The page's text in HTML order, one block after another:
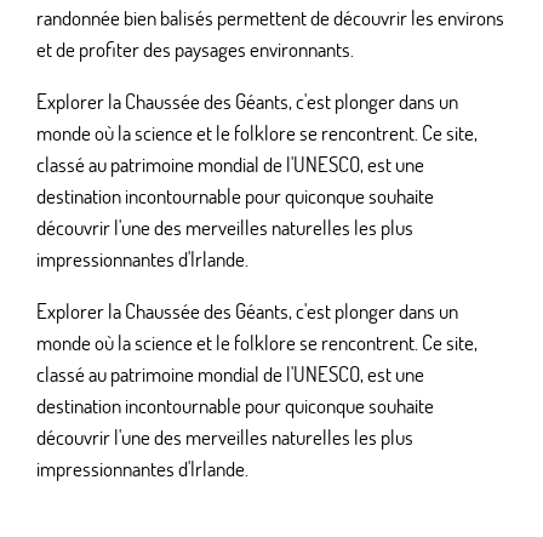
randonnée bien balisés permettent de découvrir les environs
et de profiter des paysages environnants.
Explorer la Chaussée des Géants, c'est plonger dans un
monde où la science et le folklore se rencontrent. Ce site,
classé au patrimoine mondial de l'UNESCO, est une
destination incontournable pour quiconque souhaite
découvrir l'une des merveilles naturelles les plus
impressionnantes d'Irlande.
Explorer la Chaussée des Géants, c'est plonger dans un
monde où la science et le folklore se rencontrent. Ce site,
classé au patrimoine mondial de l'UNESCO, est une
destination incontournable pour quiconque souhaite
découvrir l'une des merveilles naturelles les plus
impressionnantes d'Irlande.